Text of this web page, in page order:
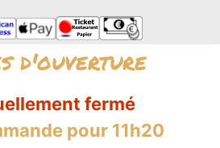
d'ouverture
fermé
pour 11h20